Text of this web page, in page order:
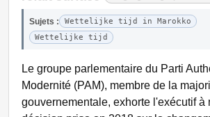
Sujets :
Wettelijke tijd in Marokko
Wettelijke tijd
Le groupe parlementaire du Parti
Modernité (PAM), membre de la
gouvernementale, exhorte l'exécutif à